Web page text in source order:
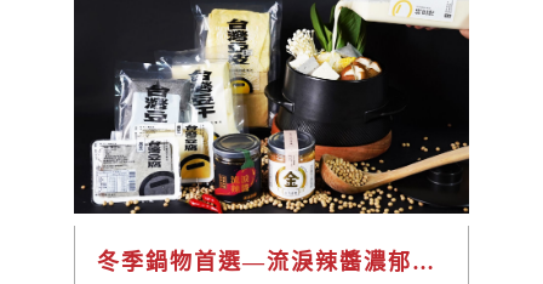
冬季鍋物首選—流淚辣醬濃郁豆漿火鍋 | 禾乃川小廚房